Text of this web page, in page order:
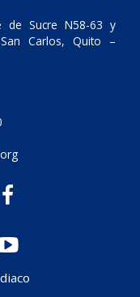
de Sucre N58-63 y
Carlos, Quito –